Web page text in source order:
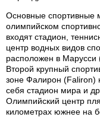
Основные спортивные
олимпийском
входят стадион,
центр водных видов
расположен в Марусси
Второй крупный
зоне Фалирон (Faliron)
себя стадион мира и
Олимпийский центр
километрах южнее на